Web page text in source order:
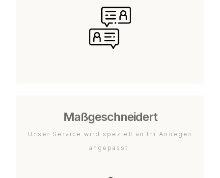
Maßgeschneidert
Unser Service wird speziell an Ihr Anliegen
angepasst.